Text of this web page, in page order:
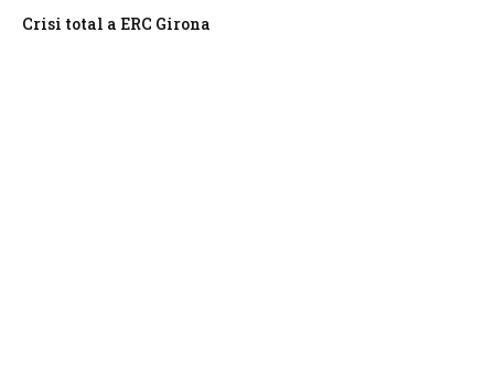
Crisi total a ERC Girona